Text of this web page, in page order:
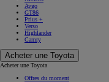
Aygo
GT86
Prius +
Verso
Highlander
Camry
Acheter une Toyota
Acheter une Toyota
Offres du moment